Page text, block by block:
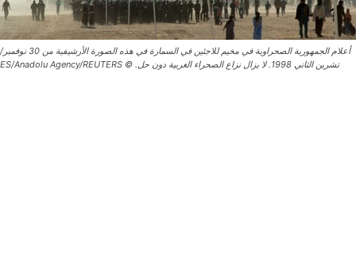
أعلام الجمهورية الصحراوية في مخيم للاجئين في السمارة في هذه الصورة الأرشيفية من 30 نوفمبر/
تشرين الثاني 1998. لا يزال نزاع الصحراء الغربية دون حل. © ES/Anadolu Agency/REUTERS